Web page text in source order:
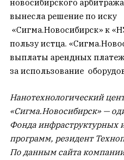
новосибирского
вынесла решение по иску
«Сигма.Новосибирск» к
пользу истца.
выплаты арендных
за использование
Нанотехнологический
«Сигма.Новосибирск» —
Фонда инфраструктурных
программ, резидент
По данным сайта